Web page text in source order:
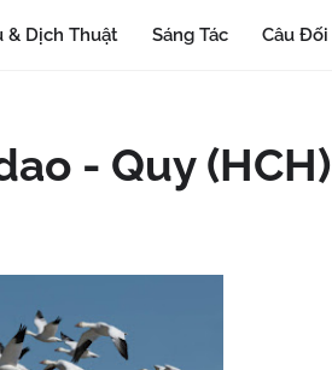
& Dịch Thuật Sáng Tác Câu Đối
- Quy (HCH)